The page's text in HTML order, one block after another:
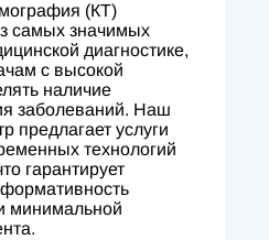
(КТ)
самых значимых
диагностике,
с высокой
наличие
заболеваний. Наш
предлагает услуги
технологий
гарантирует
минимальной